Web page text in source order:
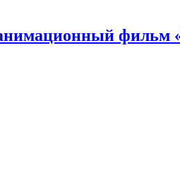
фильм